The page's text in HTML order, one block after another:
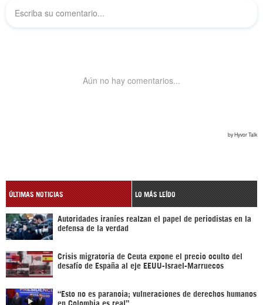
ÚLTIMAS NOTICIAS LO MÁS LEÍDO
Autoridades iraníes realzan el papel de periodistas en la
defensa de la verdad
Crisis migratoria de Ceuta expone el precio oculto del
desafío de España al eje EEUU-Israel-Marruecos
“Esto no es paranoia; vulneraciones de derechos humanos
en Colombia es real”